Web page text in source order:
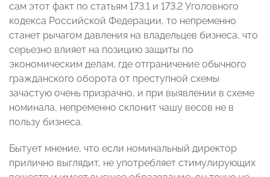
сам этот факт по статьям 173.1 и 173.2 Уголовного
кодекса Российской Федерации, то непременно
станет рычагом давления на владельцев бизнеса, что
серьезно влияет на позицию защиты по
экономическим делам, где отграничение обычного
гражданского оборота от преступной схемы
зачастую очень призрачно, и при выявлении в схеме
номинала, непременно склонит чашу весов не в
пользу бизнеса.
Бытует мнение, что если номинальный директор
прилично выглядит, не употребляет стимулирующих